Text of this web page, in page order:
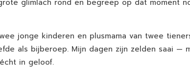
glimlach rond en begreep op dat moment
jonge kinderen en plusmama van twee
als bijberoep. Mijn dagen zijn zelden saai —
in geloof.